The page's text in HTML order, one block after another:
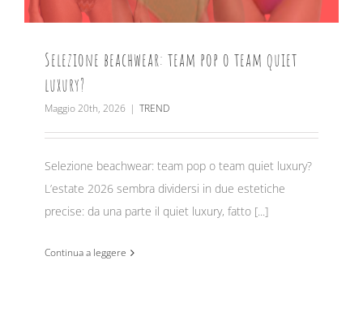
Selezione beachwear: team pop o team quiet
luxury?
Maggio 20th, 2026 | TREND
Selezione beachwear: team pop o team quiet luxury?
L’estate 2026 sembra dividersi in due estetiche
precise: da una parte il quiet luxury, fatto [...]
Continua a leggere